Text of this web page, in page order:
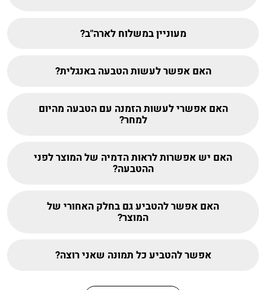
מעוניין במשלוח לארה"ב?
האם אפשר לעשות הטבעה באנגלית?
האם אפשרי לעשות הזמנה עם הטבעה מהיום
למחר?
האם יש אפשרות לראות הדמיה של המוצר לפני
ההטבעה?
האם אפשר להטביע גם בחלק האחורי של
המוצר?
אפשר להטביע כל תמונה שאני רוצה?